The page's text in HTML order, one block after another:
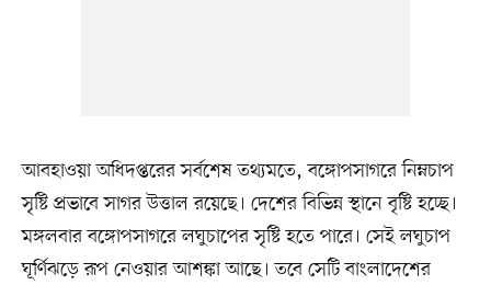
আবহাওয়া অধিদপ্তরের সর্বশেষ তথ্যমতে, বঙ্গোপসাগরে নিম্নচাপ
সৃষ্টি প্রভাবে সাগর উত্তাল রয়েছে। দেশের বিভিন্ন স্থানে বৃষ্টি হচ্ছে।
মঙ্গলবার বঙ্গোপসাগরে লঘুচাপের সৃষ্টি হতে পারে। সেই লঘুচাপ
ঘূর্ণিঝড়ে রূপ নেওয়ার আশঙ্কা আছে। তবে সেটি বাংলাদেশের